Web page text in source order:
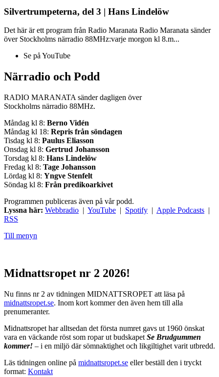
Silvertrumpeterna, del 3 | Hans Lindelöw
Det här är ett program från Radio Maranata Radio Maranata sänder
över Stockholms närradio 88MHz:varje morgon kl 8.m...
Se på YouTube
Närradio och Podd
RADIO MARANATA sänder dagligen över
Stockholms närradio 88MHz.
Måndag kl 8: Berno Vidén
Måndag kl 18: Repris från söndagen
Tisdag kl 8: Paulus Eliasson
Onsdag kl 8: Gertrud Johansson
Torsdag kl 8: Hans Lindelöw
Fredag kl 8: Tage Johansson
Lördag kl 8: Yngve Stenfelt
Söndag kl 8: Från predikoarkivet
Programmen publiceras även på vår podd.
Lyssna här: Webbradio | YouTube | Spotify | Apple Podcasts |
RSS
Till menyn
Midnattsropet nr 2 2026!
Nu finns nr 2 av tidningen MIDNATTSROPET att läsa på
midnattsropet.se. Inom kort kommer den även hem till alla
prenumeranter.
Midnattsropet har alltsedan det första numret gavs ut 1960 önskat
vara en väckande röst som ropar ut budskapet Se Brudgummen
kommer! – i en miljö där sömnaktighet och likgiltighet varit utbredd.
Läs tidningen online på midnattsropet.se eller beställ den i tryckt
format: Kontakt